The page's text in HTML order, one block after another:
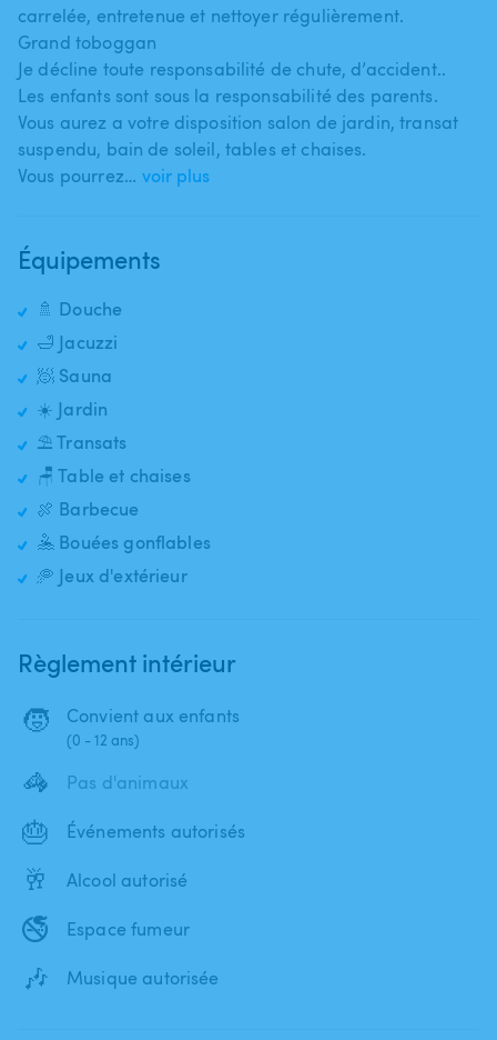
carrelée​,​ entretenue et nettoyer régulièrement.
Grand toboggan
Je décline toute responsabilité de chute​,​ d’accident..
Les enfants sont sous la responsabilité des parents.
Vous aurez a votre disposition salon de jardin​,​ transat
suspendu​,​ bain de soleil​,​ tables et chaises.
Vous pourrez… voir plus
Équipements
🚿 Douche
🛁 Jacuzzi
🧖 Sauna
☀️ Jardin
⛱️ Transats
🪑 Table et chaises
🍖 Barbecue
🤽 Bouées gonflables
🥏 Jeux d'extérieur
Règlement intérieur
🧒 Convient aux enfants
(0 - 12 ans)
🦓 Pas d'animaux
🎂 Événements autorisés
🥂 Alcool autorisé
🚭 Espace fumeur
🎶 Musique autorisée